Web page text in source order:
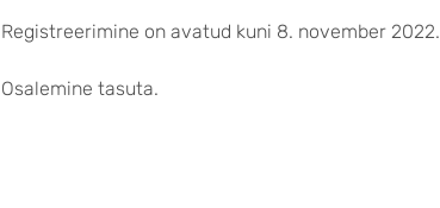
Registreerimine on avatud kuni 8. november 2022.
Osalemine tasuta.